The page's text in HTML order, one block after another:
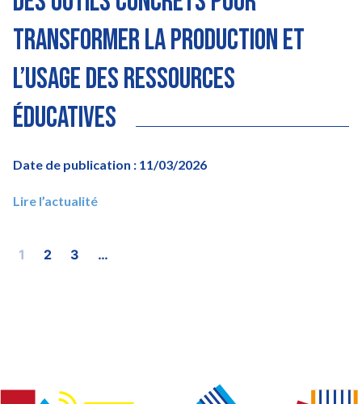
transformer la production et
l’usage des ressources
éducatives
Date de publication : 11/03/2026
Lire l’actualité
1 2 3 …